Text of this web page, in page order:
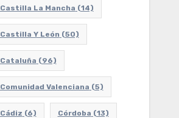
Castilla La Mancha (14)
Castilla Y León (50)
Cataluña (96)
Comunidad Valenciana (5)
Cádiz (6) Córdoba (13)